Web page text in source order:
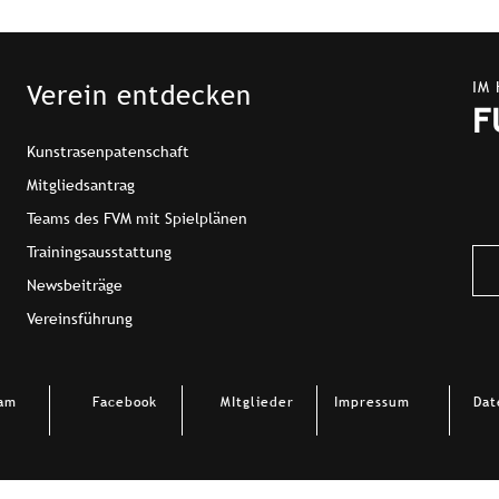
Verein entdecken
Kunstrasenpatenschaft
Mitgliedsantrag
Teams des FVM mit Spielplänen
Trainingsausstattung
Newsbeiträge
Vereinsführung
IM
Facebook MItglieder Impressum